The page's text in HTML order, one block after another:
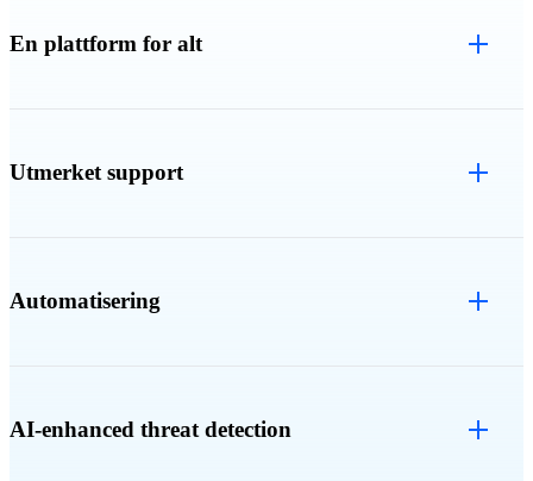
En plattform for alt
Utmerket support
Automatisering
AI-enhanced threat detection